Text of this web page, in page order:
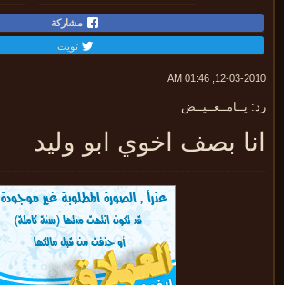
مشاركة
تويت
12-03-2010,
يــامــعــيــض
بصف اخوي ابو وليد